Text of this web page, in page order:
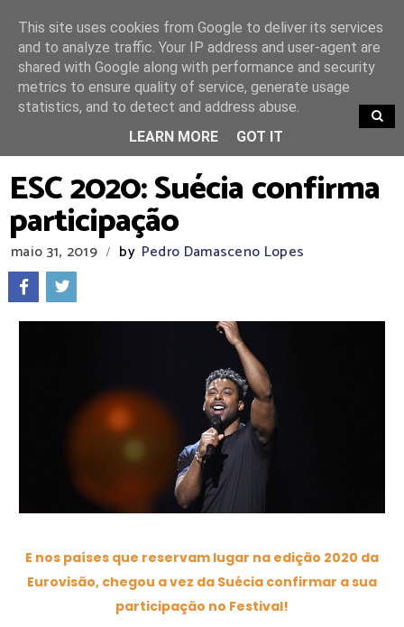
TRENDING
ESC 2020: Suécia confirma
participação
maio 31, 2019 / by Pedro Damasceno Lopes
E nos países que reservam lugar na edição 2020 da
Eurovisão, chegou a vez da Suécia confirmar a sua
participação no Festival!
This site uses cookies from Google to deliver its services
and to analyze traffic. Your IP address and user-agent are
shared with Google along with performance and security
metrics to ensure quality of service, generate usage
statistics, and to detect and address abuse.
LEARN MORE
GOT IT